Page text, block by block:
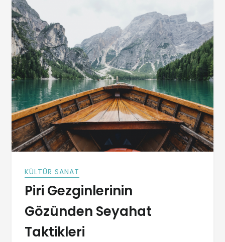
KÜLTÜR SANAT
Piri Gezginlerinin
Gözünden Seyahat
Taktikleri